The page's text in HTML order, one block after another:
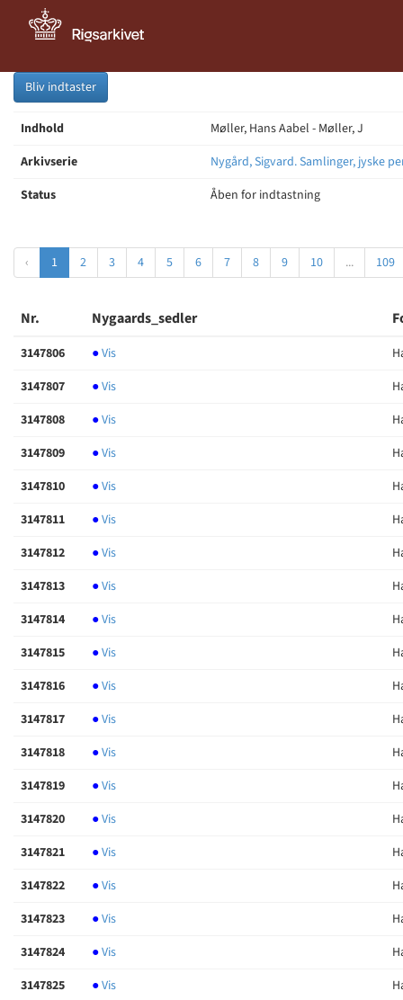
Bliv indtaster
Indhold
Møller, Hans Aabel - Møller, J
Arkivserie
Nygård, Sigvard. Samlinger, jyske
Status
Åben for indtastning
‹ 1 2 3 4 5 6 7 8 9 10 ... 109
Nr. Nygaards_sedler
3147806 ●Vis
3147807
●Vis
3147808
●Vis
3147809
●Vis
3147810
●Vis
3147811
●Vis
3147812
●Vis
3147813
●Vis
3147814
●Vis
3147815
●Vis
3147816
●Vis
3147817
●Vis
3147818
●Vis
3147819
●Vis
3147820
●Vis
3147821
●Vis
3147822
●Vis
3147823
●Vis
3147824
●Vis
3147825
●Vis